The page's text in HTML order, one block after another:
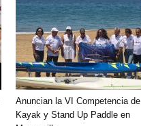
Anuncian la VI Competencia de
Kayak y Stand Up Paddle en